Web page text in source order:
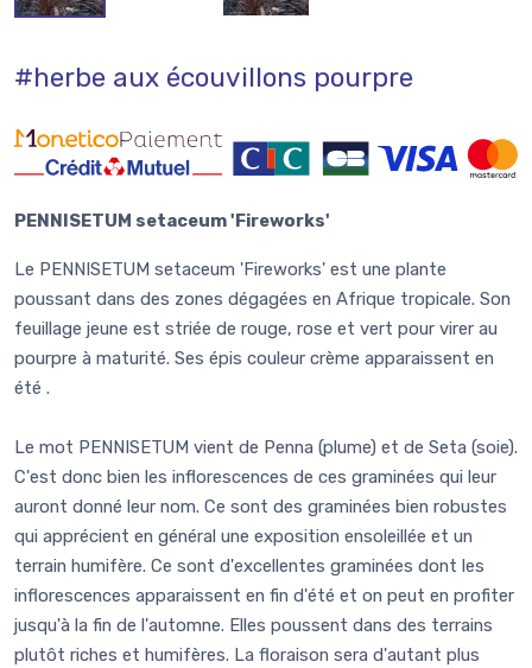
#herbe aux écouvillons pourpre
PENNISETUM setaceum 'Fireworks'
Le PENNISETUM setaceum 'Fireworks' est une plante
poussant dans des zones dégagées en Afrique tropicale. Son
feuillage jeune est striée de rouge, rose et vert pour virer au
pourpre à maturité. Ses épis couleur crème apparaissent en
été .
Le mot PENNISETUM vient de Penna (plume) et de Seta (soie).
C'est donc bien les inflorescences de ces graminées qui leur
auront donné leur nom. Ce sont des graminées bien robustes
qui apprécient en général une exposition ensoleillée et un
terrain humifère. Ce sont d'excellentes graminées dont les
inflorescences apparaissent en fin d'été et on peut en profiter
jusqu'à la fin de l'automne. Elles poussent dans des terrains
plutôt riches et humifères. La floraison sera d'autant plus